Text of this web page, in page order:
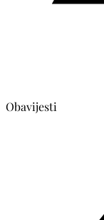
Obavijesti